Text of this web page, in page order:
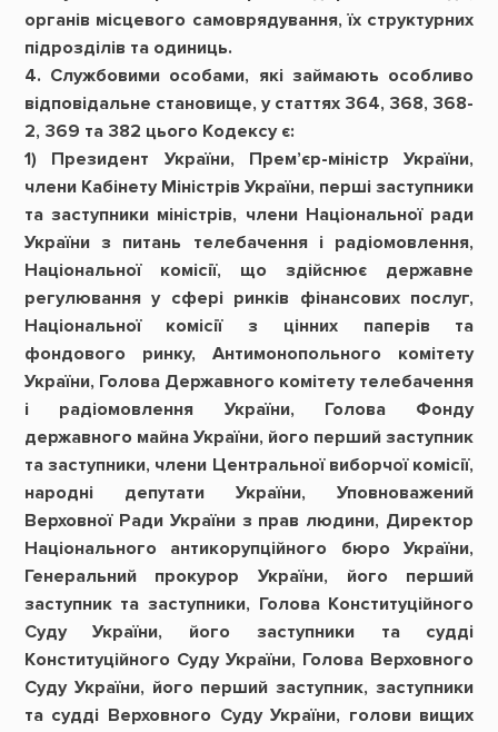
органів місцевого самоврядування, їх структурних
підрозділів та одиниць.
4. Службовими особами, які займають особливо
відповідальне становище, у статтях 364, 368, 368-
2, 369 та 382 цього Кодексу є:
1) Президент України, Прем’єр-міністр України,
члени Кабінету Міністрів України, перші заступники
та заступники міністрів, члени Національної ради
України з питань телебачення і радіомовлення,
Національної комісії, що здійснює державне
регулювання у сфері ринків фінансових послуг,
Національної комісії з цінних паперів та
фондового ринку, Антимонопольного комітету
України, Голова Державного комітету телебачення
і радіомовлення України, Голова Фонду
державного майна України, його перший заступник
та заступники, члени Центральної виборчої комісії,
народні депутати України, Уповноважений
Верховної Ради України з прав людини, Директор
Національного антикорупційного бюро України,
Генеральний прокурор України, його перший
заступник та заступники, Голова Конституційного
Суду України, його заступники та судді
Конституційного Суду України, Голова Верховного
Суду України, його перший заступник, заступники
та судді Верховного Суду України, голови вищих